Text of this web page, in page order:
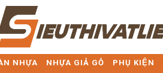
NHỰA NHỰA GIẢ GỖ PHỤ KIỆN